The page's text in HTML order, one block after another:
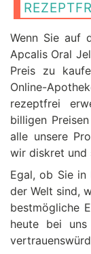
Wenn Sie auf
Apcalis Oral
Preis zu
Online-
rezeptfrei
billigen
alle unsere
wir diskret und
Egal, ob Sie
der Welt sind,
bestmögliche
heute bei